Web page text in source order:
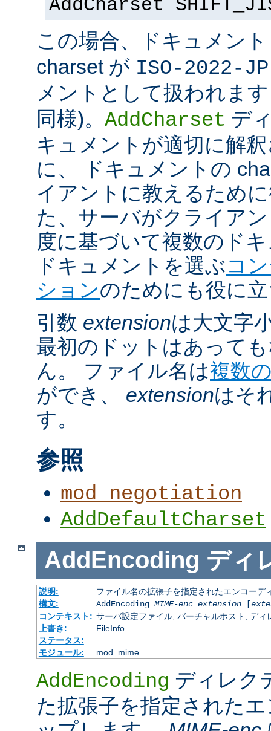
AddCharset
この場合、ドキュメン
charset が ISO-2022-JP
メントとして扱われま
同様)。 AddCharset デ
キュメントが適切に解
に、 ドキュメントの
イアントに教えるため
た、サーバがクライア
度に基づいて複数のド
ドキュメントを選ぶコ
ションのためにも役に
引数 extensionは大文字
最初のドットはあって
ん。 ファイル名は複数
ができ、 extensionはそ
す。
参照
mod_negotiation
AddDefaultCharset
AddEncoding ディ
説明:
ファイル名の拡張子を指定されたエンコーデ
構文:
AddEncoding MIME-enc extension[
コンテキスト: サーバ設定ファイル, バーチャルホスト, ディ
上書き:
FileInfo
ステータス:
モジュール:
mod_mime
AddEncoding ディレク
た拡張子を指定された